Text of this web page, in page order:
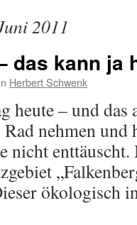
2011
das kann ja
Herbert Schwenk
heute – und das
nehmen und
nicht
ökologisch